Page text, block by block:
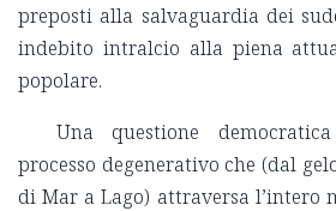
preposti alla salvaguardia dei
indebito intralcio alla piena
popolare.
Una questione
processo degenerativo che (dal
di Mar a Lago) attraversa l’intero